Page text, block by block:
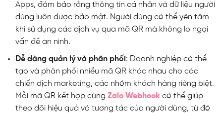
Apps, đảm bảo rằng thông tin cá nhân và dữ liệu người
dùng luôn được bảo mật. Người dùng có thể yên tâm
khi sử dụng các dịch vụ qua mã QR mà không lo ngại
vấn đề an ninh.
Dễ dàng quản lý và phân phối: Doanh nghiệp có thể
tạo và phân phối nhiều mã QR khác nhau cho các
chiến dịch marketing, các nhóm khách hàng riêng biệt.
Mỗi mã QR kết hợp cùng Zalo Webhookcó thể giúp
theo dõi hiệu quả và tương tác của người dùng, từ đó